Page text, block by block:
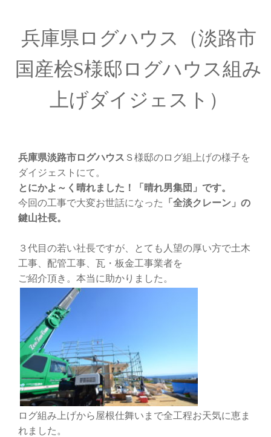
兵庫県ログハウス（淡路市
国産桧S様邸ログハウス組み
上げダイジェスト）
兵庫県淡路市ログハウス Ｓ様邸のログ組上げの様子を
ダイジェストにて。
とにかよ～く晴れました！「晴れ男集団」です。
今回の工事で大変お世話になった
「全淡クレーン」の
鍵山社長。
３代目の若い社長ですが、とても人望の厚い方で土木
工事、配管工事、瓦・板金工事業者を
ご紹介頂き。本当に助かりました。
ログ組み上げから屋根仕舞いまで全工程お天気に恵ま
れました。